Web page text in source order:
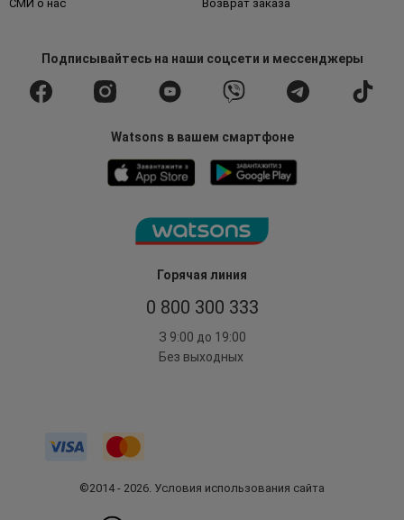
Горячая линия
0 800 300 333
З 9:00 до 19:00
Без выходных
СМИ о нас Возврат заказа
Подписывайтесьна наши соцсети и мессенджеры
Watsons в вашем смартфоне
©2014 - 2026. Условия использования сайта